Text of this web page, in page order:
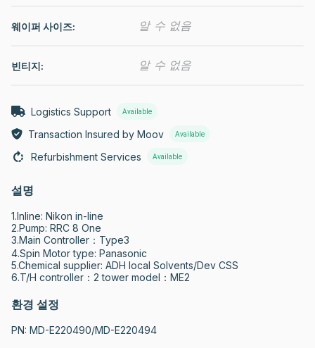
웨이퍼 사이즈: 알 수 없음
빈티지: 알 수 없음
Logistics Support Available
Transaction Insured by Moov Available
Refurbishment Services Available
설명
1.Inline: Nikon in-line
2.Pump: RRC 8 One
3.Main Controller：Type3
4.Spin Motor type: Panasonic
5.Chemical supplier: ADH local Solvents/Dev CSS
6.T/H controller：2 tower model：ME2
환경 설정
PN: MD-E220490/MD-E220494